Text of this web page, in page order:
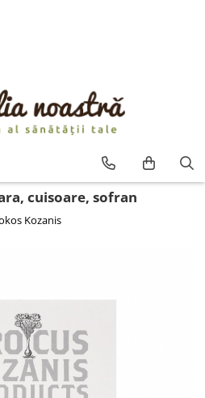
cuisoare, sofran
Kozanis